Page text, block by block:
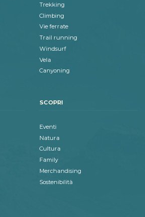
Trekking
Climbing
Vie ferrate
Trail running
Windsurf
Vela
Canyoning
SCOPRI
Eventi
Natura
Cultura
Family
Merchandising
Sostenibilità